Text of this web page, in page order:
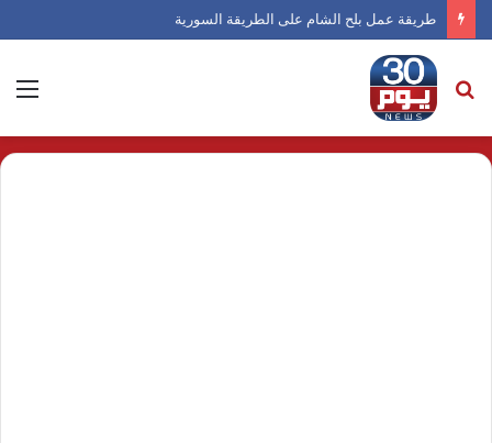
طريقة عمل بلح الشام على الطريقة السورية
بحث
عن